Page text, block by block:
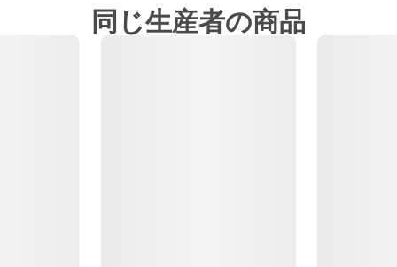
同じ生産者の商品